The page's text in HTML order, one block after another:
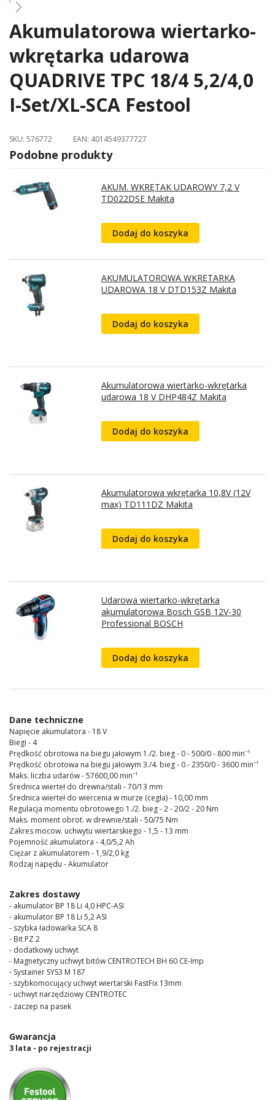
Skip
to
the
beginning
of
the
images
Akumulatorowa wiertarko-
wkrętarka udarowa
QUADRIVE TPC 18/4 5,2/4,0
I-Set/XL-SCA Festool
SKU: 576772 EAN: 4014549377727
Podobne produkty
AKUM. WKRĘTAK UDAROWY 7,2 V
TD022DSE Makita
Dodaj do koszyka
AKUMULATOROWA WKRĘTARKA
UDAROWA 18 V DTD153Z Makita
Dodaj do koszyka
Akumulatorowa wiertarko-wkrętarka
udarowa 18 V DHP484Z Makita
Dodaj do koszyka
Akumulatorowa wkrętarka 10,8V (12V
max) TD111DZ Makita
Dodaj do koszyka
Udarowa wiertarko-wkrętarka
akumulatorowa Bosch GSB 12V-30
Professional BOSCH
Dodaj do koszyka
Dane techniczne
Napięcie akumulatora - 18 V
Biegi - 4
Prędkość obrotowa na biegu jałowym 1./2. bieg - 0 - 500/0 - 800 min⁻¹
Prędkość obrotowa na biegu jałowym 3./4. bieg - 0 - 2350/0 - 3600 min⁻¹
Maks. liczba udarów - 57600,00 min⁻¹
Średnica wierteł do drewna/stali - 70/13 mm
Średnica wierteł do wiercenia w murze (cegła) - 10,00 mm
Regulacja momentu obrotowego 1./2. bieg - 2 - 20/2 - 20 Nm
Maks. moment obrot. w drewnie/stali - 50/75 Nm
Zakres mocow. uchwytu wiertarskiego - 1,5 - 13 mm
Pojemność akumulatora - 4,0/5,2 Ah
Ciężar z akumulatorem - 1,9/2,0 kg
Rodzaj napędu - Akumulator
Zakres dostawy
- akumulator BP 18 Li 4,0 HPC-ASI
- akumulator BP 18 Li 5,2 ASI
- szybka ładowarka SCA 8
- Bit PZ 2
- dodatkowy uchwyt
- Magnetyczny uchwyt bitów CENTROTECH BH 60 CE-Imp
- Systainer SYS3 M 187
- szybkomocujący uchwyt wiertarski FastFix 13mm
- uchwyt narzędziowy CENTROTEC
- zaczep na pasek
Gwarancja
3 lata - po rejestracji